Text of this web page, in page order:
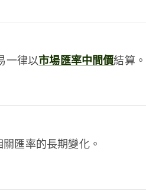
一律以市場匯率中間價結算。
匯率的長期變化。